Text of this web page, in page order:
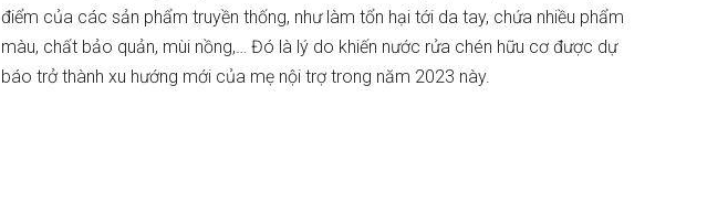
điểm của các sản phẩm truyền thống, như làm tổn hại tới da tay, chứa nhiều phẩm
màu, chất bảo quản, mùi nồng,… Đó là lý do khiến nước rửa chén hữu cơ được dự
báo trở thành xu hướng mới của mẹ nội trợ trong năm 2023 này.